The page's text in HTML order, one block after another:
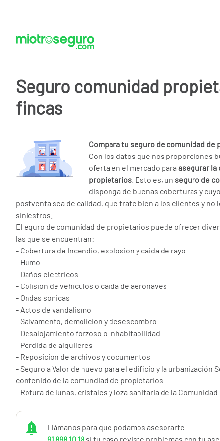
Seguro comunidad
fincas
Compara tu seguro de comunidad de
Con los datos que nos proporciones
oferta en el mercado para asegurar la
propietarios . Esto es, un seguro de
disponga de buenas coberturas y
postventa sea de calidad, que trate bien a los clientes y no
siniestros.
El eguro de comunidad de propietarios puede ofrecer
las que se encuentran:
- Cobertura de Incendio, explosion y caida de rayo
- Humo
- Daños electricos
- Colision de vehiculos o caida de aeronaves
- Ondas sonicas
- Actos de vandalismo
- Salvamento, demolicion y desescombro
- Desalojamiento forzoso o inhabitabilidad
- Perdida de alquileres
- Reposicion de archivos y documentos
- Seguro a Valor de nuevo para el edificio y la urbanización
contenido de la comundiad de propietarios
- Rotura de lunas, cristales y loza sanitaria de la Comunidad
busqueda y reparacion de la averia
- Daños a la comunidad de propietarios por Lluvia, viento,
Llámanos para que podamos asesorarte
91 898 10 18 si tu caso reviste problemas con tu